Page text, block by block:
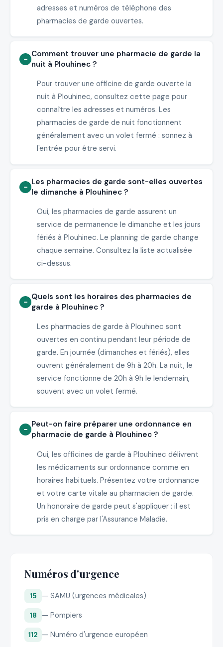
adresses et numéros de téléphone des
pharmacies de garde ouvertes.
Comment trouver une pharmacie de garde la
nuit à Plouhinec ?
Pour trouver une officine de garde ouverte la
nuit à Plouhinec, consultez cette page pour
connaître les adresses et numéros. Les
pharmacies de garde de nuit fonctionnent
généralement avec un volet fermé : sonnez à
l'entrée pour être servi.
Les pharmacies de garde sont-elles ouvertes
le dimanche à Plouhinec ?
Oui, les pharmacies de garde assurent un
service de permanence le dimanche et les jours
fériés à Plouhinec. Le planning de garde change
chaque semaine. Consultez la liste actualisée
ci-dessus.
Quels sont les horaires des pharmacies de
garde à Plouhinec ?
Les pharmacies de garde à Plouhinec sont
ouvertes en continu pendant leur période de
garde. En journée (dimanches et fériés), elles
ouvrent généralement de 9h à 20h. La nuit, le
service fonctionne de 20h à 9h le lendemain,
souvent avec un volet fermé.
Peut-on faire préparer une ordonnance en
pharmacie de garde à Plouhinec ?
Oui, les officines de garde à Plouhinec délivrent
les médicaments sur ordonnance comme en
horaires habituels. Présentez votre ordonnance
et votre carte vitale au pharmacien de garde.
Un honoraire de garde peut s'appliquer : il est
pris en charge par l'Assurance Maladie.
Numéros d'urgence
15 — SAMU (urgences médicales)
18 — Pompiers
112 — Numéro d'urgence européen